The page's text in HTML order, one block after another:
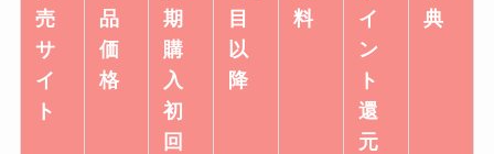
売
サ
イ
ト
品
価
格
期
購
入
初
回
目
以
降
料
イ
ン
ト
還
元
典